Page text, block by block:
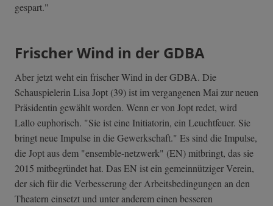
gespart."
Frischer Wind in der GDBA
Aber jetzt weht ein frischer Wind in der GDBA. Die
Schauspielerin Lisa Jopt (39) ist im vergangenen Mai zur neuen
Präsidentin gewählt worden. Wenn er von Jopt redet, wird
Lallo euphorisch. "Sie ist eine Initiatorin, ein Leuchtfeuer. Sie
bringt neue Impulse in die Gewerkschaft." Es sind die Impulse,
die Jopt aus dem "ensemble-netzwerk" (EN) mitbringt, das sie
2015 mitbegründet hat. Das EN ist ein gemeinnütziger Verein,
der sich für die Verbesserung der Arbeitsbedingungen an den
Theatern einsetzt und unter anderem einen besseren